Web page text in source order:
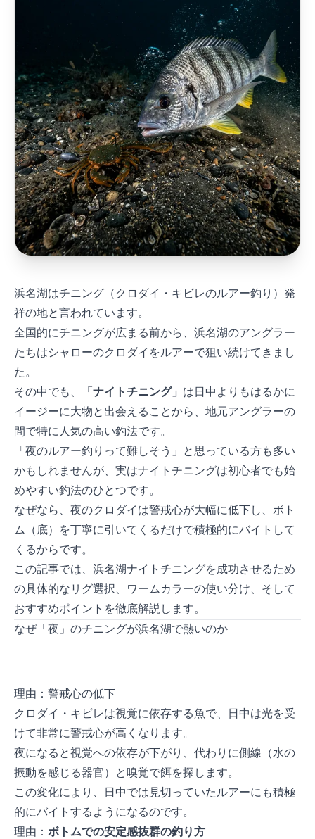
浜名湖はチニング（クロダイ・キビレのルアー釣り）発
祥の地と言われています。
全国的にチニングが広まる前から、浜名湖のアングラー
たちはシャローのクロダイをルアーで狙い続けてきまし
た。
その中でも、
「ナイトチニング」 は日中よりもはるかに
イージーに大物と出会えることから、地元アングラーの
間で特に人気の高い釣法です。
「夜のルアー釣りって難しそう……」と思っている方も多い
かもしれませんが、実はナイトチニングは初心者でも始
めやすい釣法のひとつです。
なぜなら、夜のクロダイは警戒心が大幅に低下し、ボト
ム（底）を丁寧に引いてくるだけで積極的にバイトして
くるからです。
この記事では、浜名湖ナイトチニングを成功させるため
の具体的なリグ選択、ワームカラーの使い分け、そして
おすすめポイントを徹底解説します。
なぜ「夜」のチニングが浜名湖で熱いのか
理由1：警戒心の低下
クロダイ・キビレは視覚に依存する魚で、日中は光を受
けて非常に警戒心が高くなります。
夜になると視覚への依存が下がり、代わりに側線（水の
振動を感じる器官）と嗅覚で餌を探します。
この変化により、日中では見切っていたルアーにも積極
的にバイトするようになるのです。
理由2： ボトムでの安定感抜群の釣り方